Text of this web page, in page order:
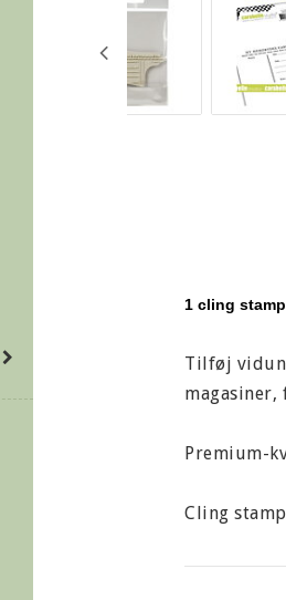
1 cling
Tilføj
Premium-
Cling
Stempelets